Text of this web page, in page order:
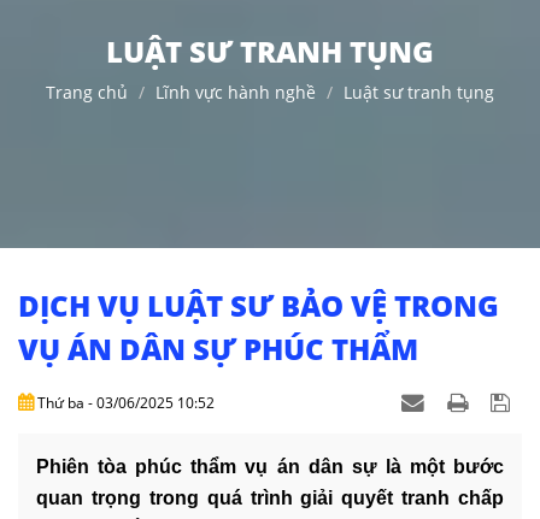
CỨU-
DỊCH
VỤ
VĂN
BẢN
THỦ
TỤC
LUẬT SƯ TRANH TỤNG
Trang chủ Lĩnh vực hành nghề Luật sư tranh tụng
DỊCH VỤ LUẬT SƯ BẢO VỆ TRONG
VỤ ÁN DÂN SỰ PHÚC THẨM
Thứ ba - 03/06/2025 10:52
Phiên tòa phúc thẩm vụ án dân sự là một bước
quan trọng trong quá trình giải quyết tranh chấp